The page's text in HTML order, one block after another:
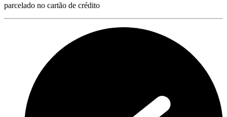
parcelado no cartão de crédito